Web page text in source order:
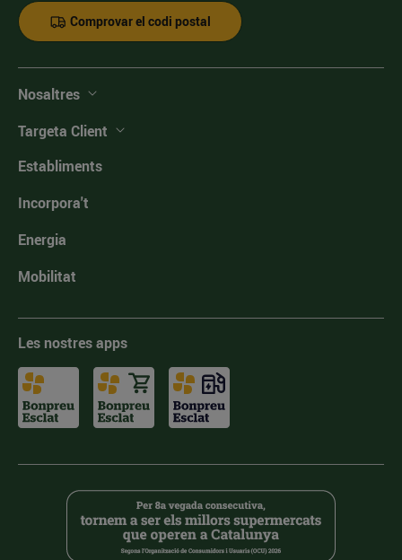
Comprovar el codi postal
Nosaltres
Targeta Client
Establiments
Incorpora't
Energia
Mobilitat
Les nostres apps